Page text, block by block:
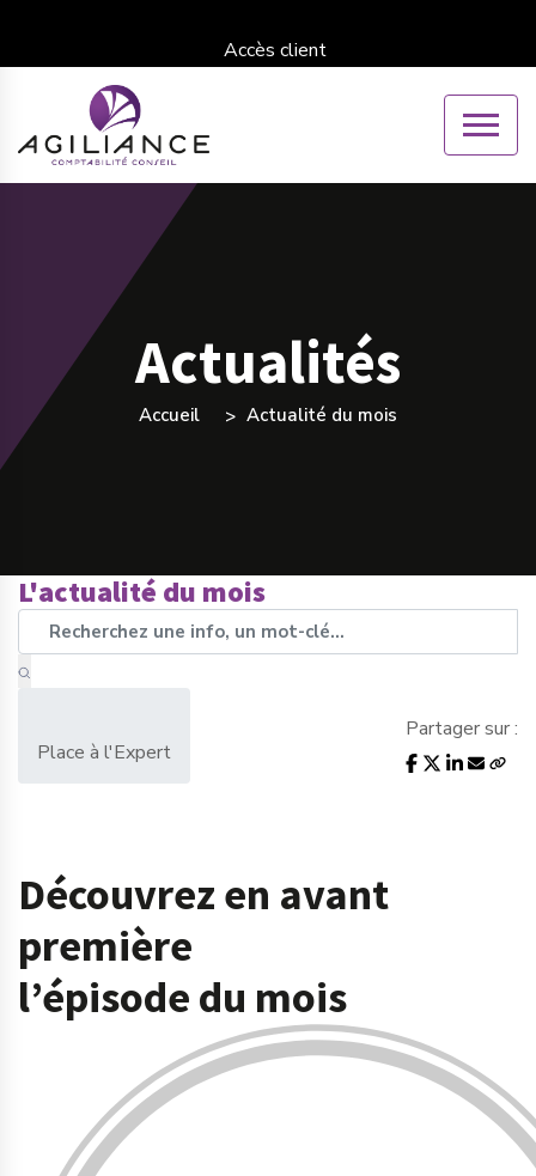
Accès client
Actualités
Accueil Actualité du mois
L'actualité du mois
Place à l'Expert
Partager sur :
Découvrez en avant
première
l’épisode du mois